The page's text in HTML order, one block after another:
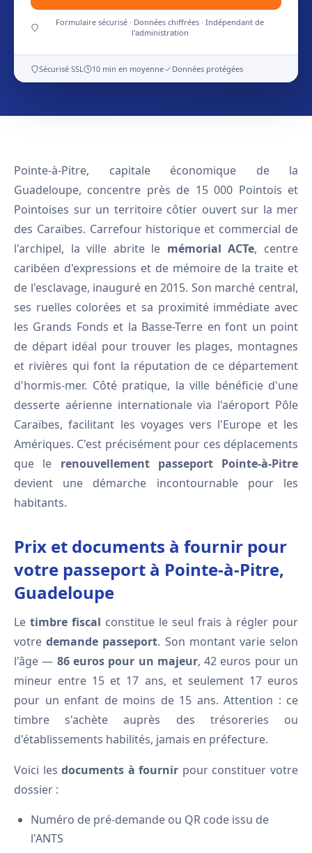
Formulaire sécurisé · Données chiffrées · Indépendant de
l'administration
Sécurisé SSL 10 min en moyenne Données protégées
Pointe-à-Pitre, capitale économique de la
Guadeloupe, concentre près de 15 000 Pointois et
Pointoises sur un territoire côtier ouvert sur la mer
des Caraïbes. Carrefour historique et commercial de
l'archipel, la ville abrite le mémorial ACTe, centre
caribéen d'expressions et de mémoire de la traite et
de l'esclavage, inauguré en 2015. Son marché central,
ses ruelles colorées et sa proximité immédiate avec
les Grands Fonds et la Basse-Terre en font un point
de départ idéal pour trouver les plages, montagnes
et rivières qui font la réputation de ce département
d'hormis-mer. Côté pratique, la ville bénéficie d'une
desserte aérienne internationale via l'aéroport Pôle
Caraïbes, facilitant les voyages vers l'Europe et les
Amériques. C'est précisément pour ces déplacements
que le renouvellement passeport Pointe-à-Pitre
devient une démarche incontournable pour les
habitants.
Prix et documents à fournir pour
votre passeport à Pointe-à-Pitre,
Guadeloupe
Le timbre fiscal constitue le seul frais à régler pour
votredemande passeport. Son montant varie selon
l'âge — 86 euros pour un majeur, 42 euros pour un
mineur entre 15 et 17 ans, et seulement 17 euros
pour un enfant de moins de 15 ans. Attention : ce
timbre s'achète auprès des trésoreries ou
d'établissements habilités, jamais en préfecture.
Voici lesdocuments à fournir pour constituer votre
dossier :
Numéro de pré-demande ou QR code issu de
l'ANTS